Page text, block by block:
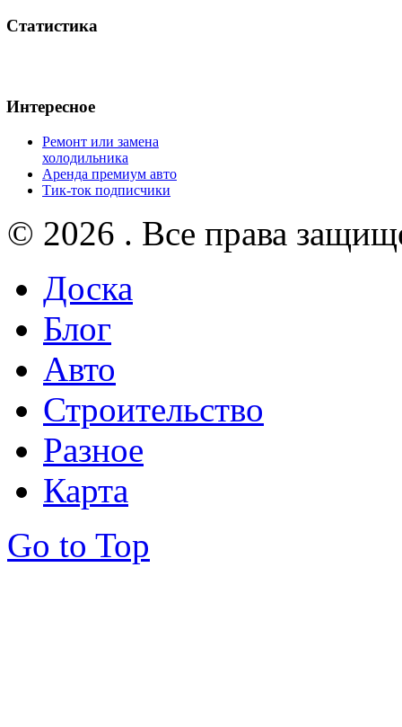
Статистика
Интересное
Ремонт или замена
холодильника
Аренда премиум авто
Тик-ток подписчики
© 2026 . Все права
Доска
Блог
Авто
Строительство
Разное
Карта
Go to Top